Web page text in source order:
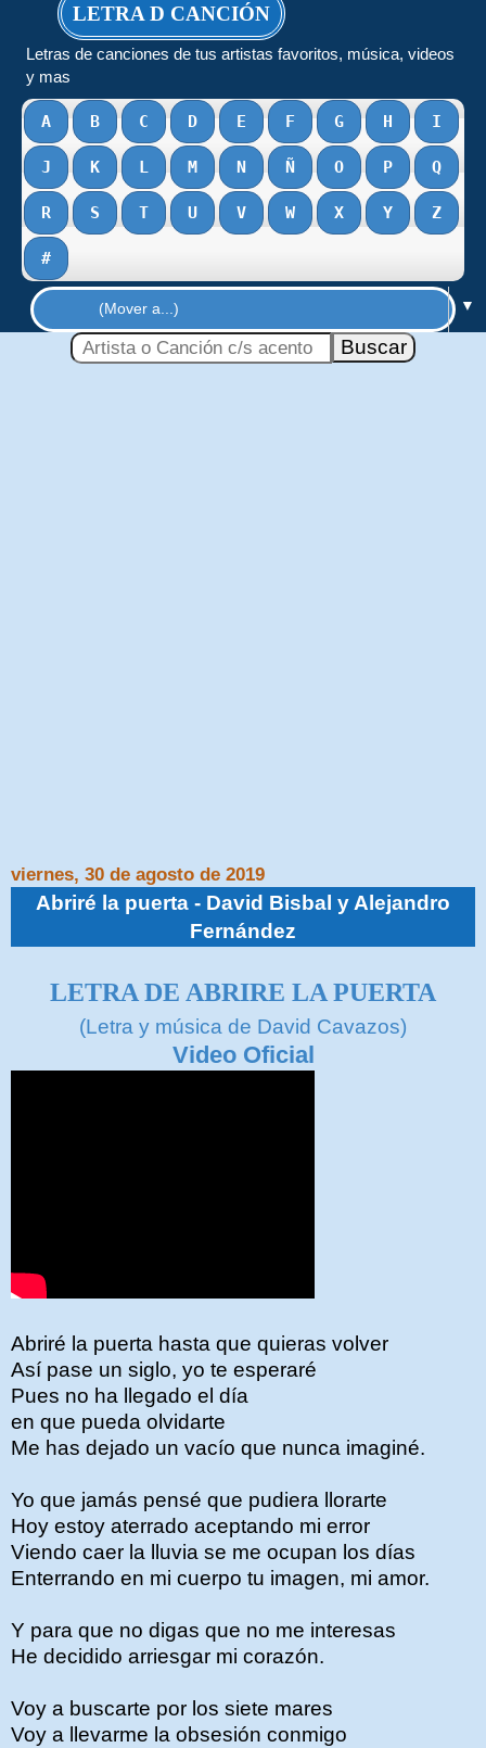
LETRA D CANCIÓN
Letras de canciones de tus artistas favoritos, música, videos
y mas
A B C D E F G H I
J K L M N Ñ O P Q
R S T U V W X Y Z
#
▼
viernes, 30 de agosto de 2019
Abriré la puerta - David Bisbal y Alejandro
Fernández
LETRA DE ABRIRE LA PUERTA
(Letra y música de David Cavazos)
Video Oficial
Abriré la puerta hasta que quieras volver
Así pase un siglo, yo te esperaré
Pues no ha llegado el día
en que pueda olvidarte
Me has dejado un vacío que nunca imaginé.
Yo que jamás pensé que pudiera llorarte
Hoy estoy aterrado aceptando mi error
Viendo caer la lluvia se me ocupan los días
Enterrando en mi cuerpo tu imagen, mi amor.
Y para que no digas que no me interesas
He decidido arriesgar mi corazón.
Voy a buscarte por los siete mares
Voy a llevarme la obsesión conmigo